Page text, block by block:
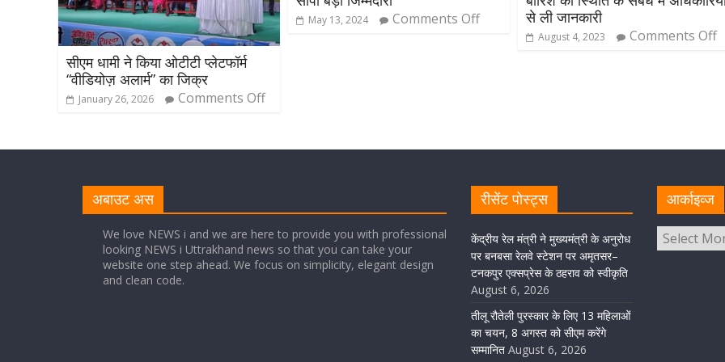
सीएम धामी ने किया ओटीटी प्लेटफॉर्म
“वीडियोज़ अलार्म” का जिक्र
January 26, 2026 Comments Off
May 13, 2024 Comments Off
से ली जानकारी
August 4, 2023 Comments Off
अबाउट अस
We love NEWS i and we are here to provide you with professional
looking NEWS i Uttrakhand news so that you can take your
website one step ahead. We focus on simplicity, elegant design
and clean code.
रीसेंट पोस्ट्स
केंद्रीय रेल मंत्री ने मुख्यमंत्री के अनुरोध
पर बनबसा रेलवे स्टेशन पर अमृतसर–
टनकपुर एक्सप्रेस के ठहराव को स्वीकृति
August 6, 2026
तीलू रौतेली पुरस्कार के लिए 13 महिलाओं
का चयन, 8 अगस्त को सीएम करेंगे
सम्मानित August 6, 2026
आर्काइव्ज